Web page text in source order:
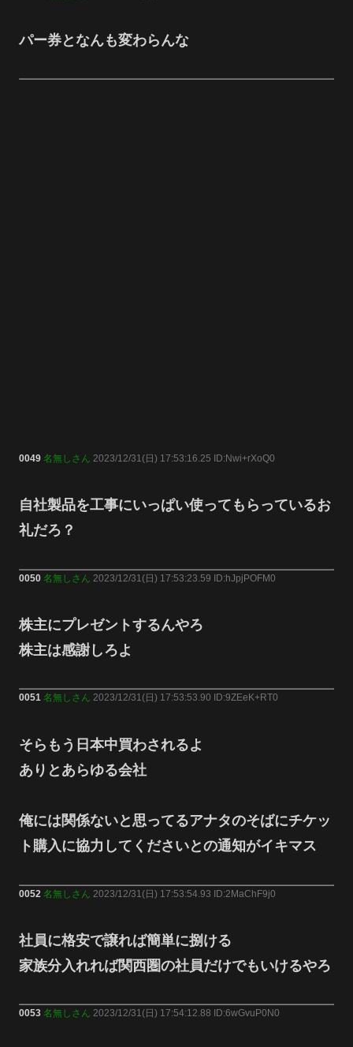
パー券となんも変わらんな
0049 名無しさん 2023/12/31(日) 17:53:16.25 ID:Nwi+rXoQ0
自社製品を工事にいっぱい使ってもらっているお
礼だろ？
0050 名無しさん 2023/12/31(日) 17:53:23.59 ID:hJpjPOFM0
株主にプレゼントするんやろ
株主は感謝しろよ
0051 名無しさん 2023/12/31(日) 17:53:53.90 ID:9ZEeK+RT0
そらもう日本中買わされるよ
ありとあらゆる会社
俺には関係ないと思ってるアナタのそばにチケッ
ト購入に協力してくださいとの通知がイキマス
0052 名無しさん 2023/12/31(日) 17:53:54.93 ID:2MaChF9j0
社員に格安で譲れば簡単に捌ける
家族分入れれば関西圏の社員だけでもいけるやろ
0053 名無しさん 2023/12/31(日) 17:54:12.88 ID:6wGvuP0N0